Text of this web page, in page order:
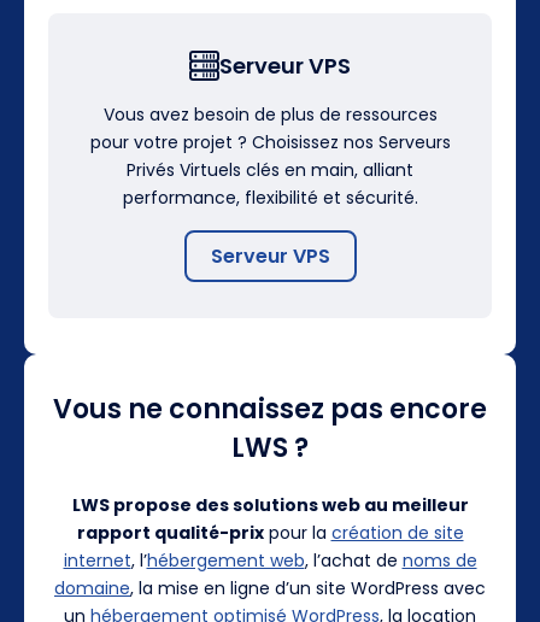
Serveur VPS
Vous avez besoin de plus de ressources
pour votre projet ? Choisissez nos Serveurs
Privés Virtuels clés en main, alliant
performance, flexibilité et sécurité.
Serveur VPS
Vous ne connaissez pas encore
LWS ?
LWS propose des solutions web au meilleur
rapport qualité-prixpour la création de site
internet, l’hébergement web, l’achat de noms de
domaine, la mise en ligne d’un site WordPress avec
un hébergement optimisé WordPress, la location